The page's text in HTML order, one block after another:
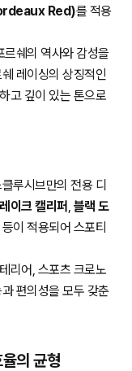
Red)를 적용
르쉐의 역사와 감성을
레이싱의 상징적인
고 깊이 있는 톤으로
루시브만의 전용 디
이크 캘리퍼 블랙 도
등이 적용되어 스포티
리어, 스포츠 크로노
편의성을 모두 갖춘
의 균형